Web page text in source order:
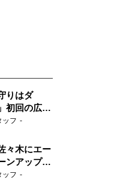
りはダ
初回の広島
ッフ
々木にエー
ンアップを
は成長し
ッフ